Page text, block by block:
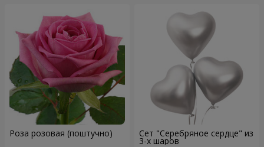
Роза розовая (поштучно) Сет "Серебряное сердце" из
3-х шаров